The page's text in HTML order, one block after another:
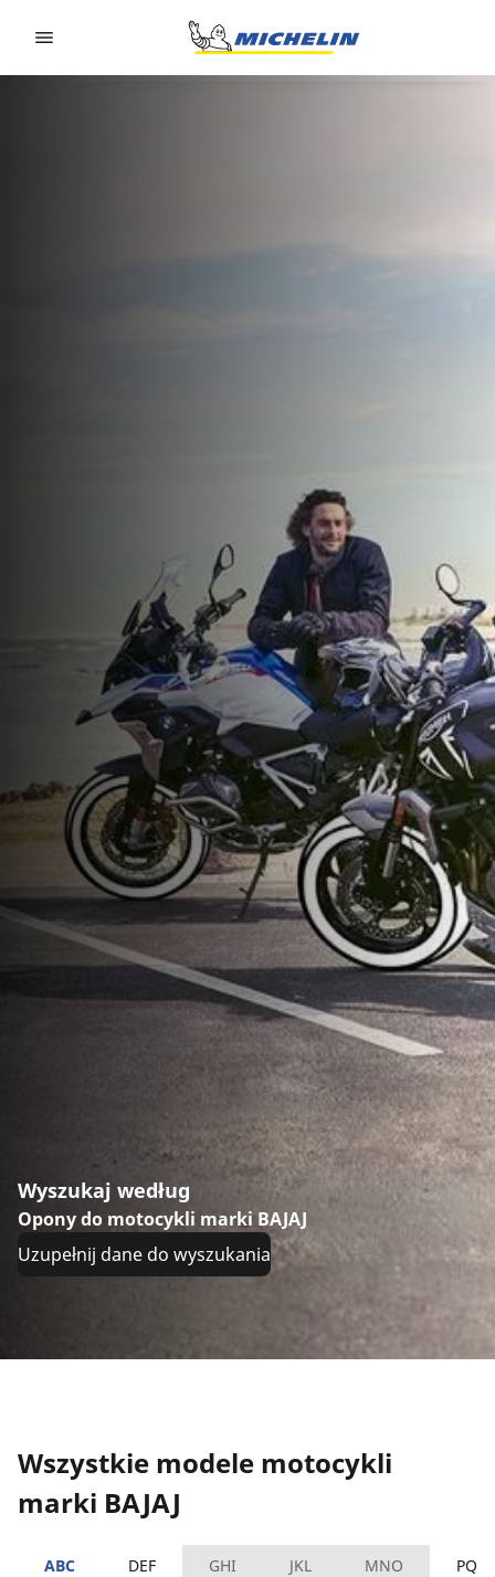
Wyszukaj według
Opony do motocykli marki BAJAJ
Uzupełnij dane do wyszukania
Wszystkie modele motocykli
marki BAJAJ
ABC DEF GHI JKL MNO PQRS